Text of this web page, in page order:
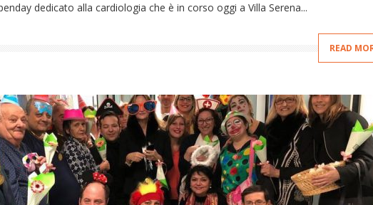
dedicato alla cardiologia che è in corso oggi a Villa Serena...
READ